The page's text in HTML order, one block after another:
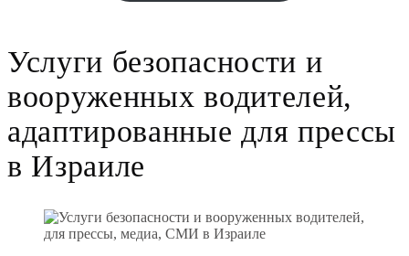
Услуги безопасности и
вооруженных водителей,
адаптированные для прессы
в Израиле